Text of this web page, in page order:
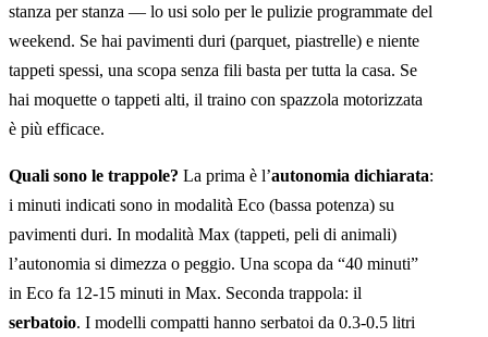
stanza per stanza — lo usi solo per le pulizie programmate del
weekend. Se hai pavimenti duri (parquet, piastrelle) e niente
tappeti spessi, una scopa senza fili basta per tutta la casa. Se
hai moquette o tappeti alti, il traino con spazzola motorizzata
è più efficace.
Quali sono le trappole? La prima è l’autonomia dichiarata:
i minuti indicati sono in modalità Eco (bassa potenza) su
pavimenti duri. In modalità Max (tappeti, peli di animali)
l’autonomia si dimezza o peggio. Una scopa da “40 minuti”
in Eco fa 12-15 minuti in Max. Seconda trappola: il
serbatoio. I modelli compatti hanno serbatoi da 0.3-0.5 litri